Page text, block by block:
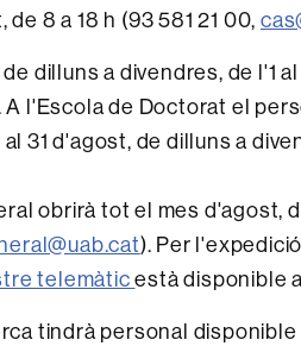
de 8 a 18 h (93 581 21 00,
dilluns a divendres, de l'1
A l'Escola de Doctorat el
31 d'agost, de dilluns a
obrirà tot el mes d'agost,
). Per
telemàticestà disponible
tindrà personal disponible